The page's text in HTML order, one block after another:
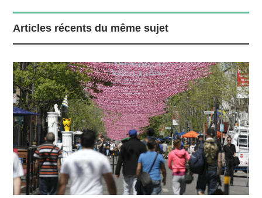
Articles récents du même sujet